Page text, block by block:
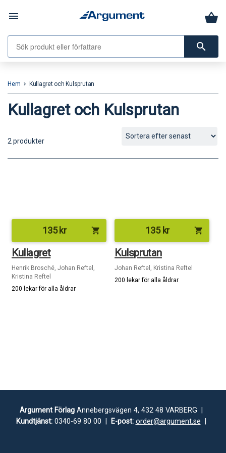
menu
search
Hem keyboard_arrow_right Kullagret och Kulsprutan
Kullagret och Kulsprutan
2 produkter
135kr shopping_cart
Kullagret
Henrik Brosché, Johan Reftel,
Kristina Reftel
200 lekar för alla åldrar
135kr shopping_cart
Kulsprutan
Johan Reftel, Kristina Reftel
200 lekar för alla åldrar
Argument FörlagAnnebergsvägen 4, 432 48 VARBERG |
Kundtjänst:0340-69 80 00 | E-post: order@argument.se